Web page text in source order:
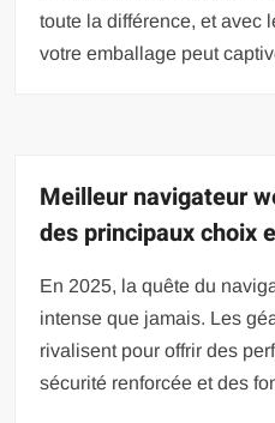
toute la différence, et avec
votre emballage peut
Meilleur navigateur
des principaux choix
En 2025, la quête du
intense que jamais. Les
rivalisent pour offrir des
sécurité renforcée et des